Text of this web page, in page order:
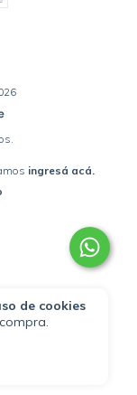
de cookies
ingresá acá.